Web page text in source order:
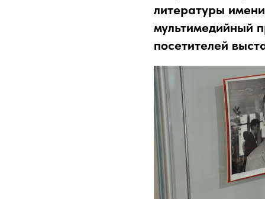
литературы
мультимедийный
посетителей